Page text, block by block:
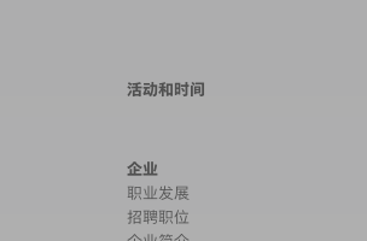
活动和时间
企业
职业发展
招聘职位